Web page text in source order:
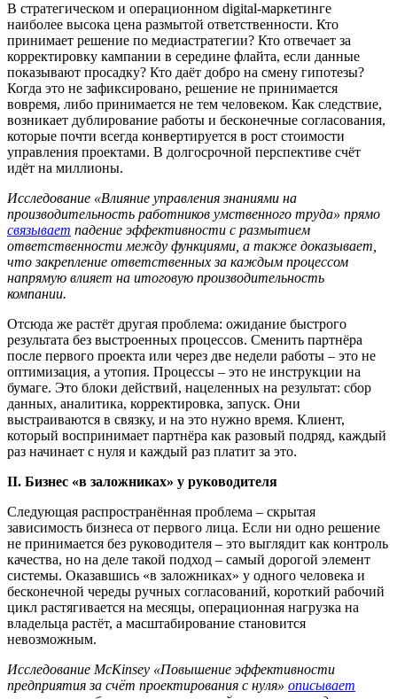
В стратегическом и операционном digital-маркетинге
наиболее высока цена размытой ответственности. Кто
принимает решение по медиастратегии? Кто отвечает за
корректировку кампании в середине флайта, если данные
показывают просадку? Кто даёт добро на смену гипотезы?
Когда это не зафиксировано, решение не принимается
вовремя, либо принимается не тем человеком. Как следствие,
возникает дублирование работы и бесконечные согласования,
которые почти всегда конвертируется в рост стоимости
управления проектами. В долгосрочной перспективе счёт
идёт на миллионы.
Исследование «Влияние управления знаниями на
производительность работников умственного труда» прямо
связывает падение эффективности с размытием
ответственности между функциями, а также доказывает,
что закрепление ответственных за каждым процессом
напрямую влияет на итоговую производительность
компании.
Отсюда же растёт другая проблема: ожидание быстрого
результата без выстроенных процессов. Сменить партнёра
после первого проекта или через две недели работы – это не
оптимизация, а утопия. Процессы – это не инструкции на
бумаге. Это блоки действий, нацеленных на результат: сбор
данных, аналитика, корректировка, запуск. Они
выстраиваются в связку, и на это нужно время. Клиент,
который воспринимает партнёра как разовый подряд, каждый
раз начинает с нуля и каждый раз платит за это.
II. Бизнес «в заложниках» у руководителя
Следующая распространённая проблема – скрытая
зависимость бизнеса от первого лица. Если ни одно решение
не принимается без руководителя – это выглядит как контроль
качества, но на деле такой подход – самый дорогой элемент
системы. Оказавшись «в заложниках» у одного человека и
бесконечной череды ручных согласований, короткий рабочий
цикл растягивается на месяцы, операционная нагрузка на
владельца растёт, а масштабирование становится
невозможным.
Исследование McKinsey «Повышение эффективности
предприятия за счёт проектирования с нуля» описывает